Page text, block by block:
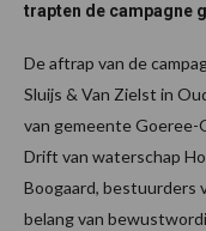
trapten de campagne
De aftrap van de
Sluijs & Van Zielst in
van gemeente Goeree-
Drift van waterschap
Boogaard, bestuurders
belang van